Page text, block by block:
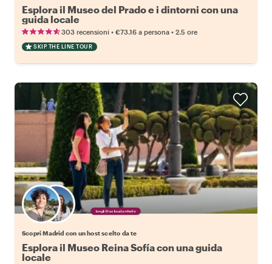
Esplora il Museo del Prado e i dintorni con una
guida locale
303 recensioni • €73.16 a persona • 2.5 ore
SKIP THE LINE TOUR
Scegli il tuo local preferito
Scopri Madrid con un host scelto da te
Esplora il Museo Reina Sofía con una guida
locale